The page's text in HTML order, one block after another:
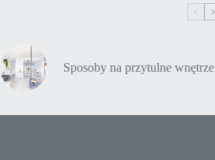
Sposoby na przytulne wnętrze